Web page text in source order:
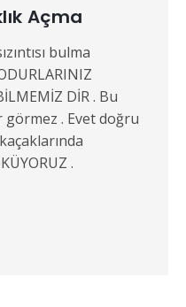
Açma
bulma
DİR . Bu
görmez . Evet doğru
.